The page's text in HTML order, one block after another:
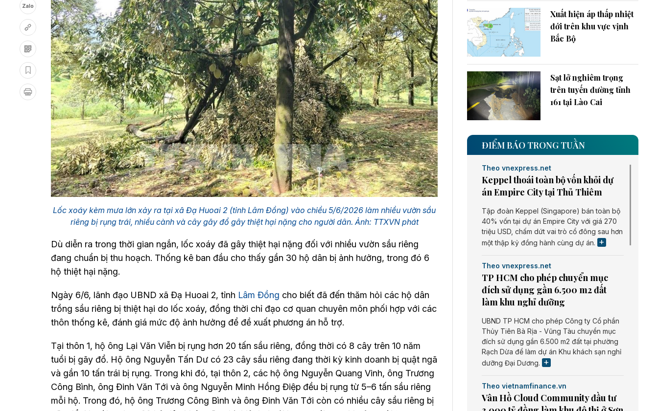
Zalo
Lốc xoáy kèm mưa lớn xảy ra tại xã Đạ Huoai 2 (tỉnh Lâm Đồng) vào chiều 5/6/2026 làm nhiều vườn sầu
riêng bị rụng trái, nhiều cành và cây gãy đổ gây thiệt hại nặng cho người dân. Ảnh: TTXVN phát
Dù diễn ra trong thời gian ngắn, lốc xoáy đã gây thiệt hại nặng đối với nhiều vườn sầu riêng
đang chuẩn bị thu hoạch. Thống kê ban đầu cho thấy gần 30 hộ dân bị ảnh hưởng, trong đó 6
hộ thiệt hại nặng.
Ngày 6/6, lãnh đạo UBND xã Đạ Huoai 2, tỉnh Lâm Đồng cho biết đã đến thăm hỏi các hộ dân
trồng sầu riêng bị thiệt hại do lốc xoáy, đồng thời chỉ đạo cơ quan chuyên môn phối hợp với các
thôn thống kê, đánh giá mức độ ảnh hưởng để đề xuất phương án hỗ trợ.
Tại thôn 1, hộ ông Lại Văn Viễn bị rụng hơn 20 tấn sầu riêng, đồng thời có 8 cây trên 10 năm
tuổi bị gãy đổ. Hộ ông Nguyễn Tấn Dư có 23 cây sầu riêng đang thời kỳ kinh doanh bị quật ngã
và gần 10 tấn trái bị rụng. Trong khi đó, tại thôn 2, các hộ ông Nguyễn Quang Vinh, ông Trương
Công Bình, ông Đinh Văn Tới và ông Nguyễn Minh Hồng Điệp đều bị rụng từ 5–6 tấn sầu riêng
mỗi hộ. Trong đó, hộ ông Trương Công Bình và ông Đinh Văn Tới còn có nhiều cây sầu riêng bị
Xuất hiện áp thấp nhiệt
đới trên khu vực vịnh
Bắc Bộ
Sạt lở nghiêm trọng
trên tuyến đường tỉnh
161 tại Lào Cai
ĐIỂM BÁO TRONG TUẦN
Theo vnexpress.net
Keppel thoái toàn bộ vốn khỏi dự
án Empire City tại Thủ Thiêm
Tập đoàn Keppel (Singapore) bán toàn bộ
40% vốn tại dự án Empire City với giá 270
triệu USD, chấm dứt vai trò cổ đông sau hơn
một thập kỷ đồng hành cùng dự án.
Theo vnexpress.net
TP HCM cho phép chuyển mục
đích sử dụng gần 6.500 m2 đất
làm khu nghỉ dưỡng
UBND TP HCM cho phép Công ty Cổ phần
Thủy Tiên Bà Rịa - Vũng Tàu chuyển mục
đích sử dụng gần 6.500 m2 đất tại phường
Rạch Dừa để làm dự án Khu khách sạn nghỉ
dưỡng Đại Dương.
Theo vietnamfinance.vn
Vân Hồ Cloud Community đầu tư